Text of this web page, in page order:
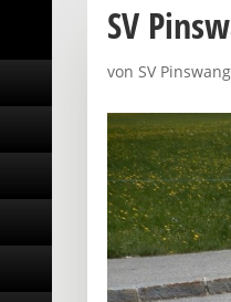
SV
vonSV Pinswang